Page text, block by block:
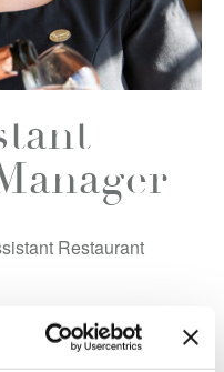
Restaurant
van bijzondere
Beau, onze Assistant